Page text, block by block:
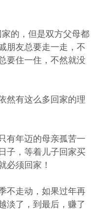
的，但是双方父母都
朋友总要走一走，不
要住一住，不然就没
然有这么多回家的理
有年迈的母亲孤苦一
子，等着儿子回家买
必须回家！
不走动，如果过年再
淡了，到最后，赚了